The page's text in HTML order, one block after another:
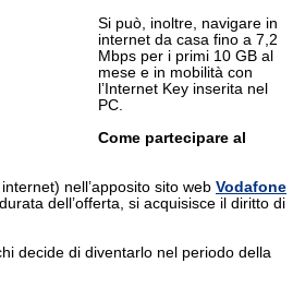
Si può, inoltre, navigare in
internet da casa fino a 7,2
Mbps per i primi 10 GB al
mese e in mobilità con
l’Internet Key inserita nel
PC.
Come partecipare al
nell’apposito sito web Vodafone
dell’offerta, si acquisisce il diritto di
decide di diventarlo nel periodo della